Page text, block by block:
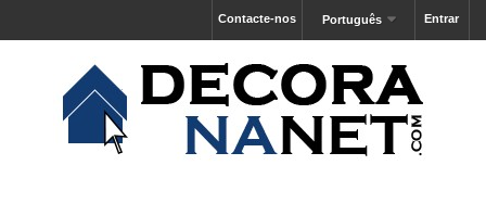
Entrar
Português
Contacte-nos